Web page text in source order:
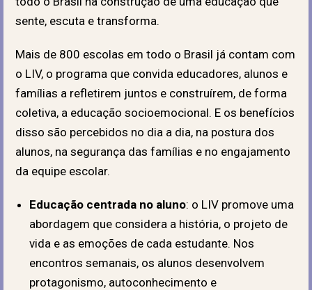
sente, escuta e transforma.
Mais de 800 escolas em todo o Brasil já contam com
o LIV, o programa que convida educadores, alunos e
famílias a refletirem juntos e construírem, de forma
coletiva, a educação socioemocional. E os benefícios
disso são percebidos no dia a dia, na postura dos
alunos, na segurança das famílias e no engajamento
da equipe escolar.
Educação centrada no aluno: o LIV promove uma
abordagem que considera a história, o projeto de
vida e as emoções de cada estudante. Nos
encontros semanais, os alunos desenvolvem
protagonismo, autoconhecimento e